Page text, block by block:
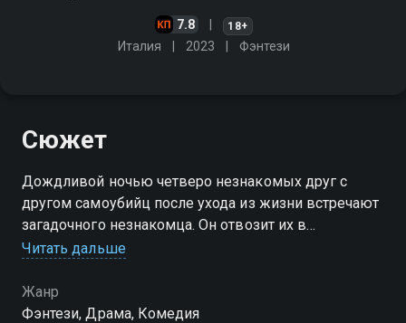
7.8 18+
Италия 2023 Фэнтези
Сюжет
Дождливой ночью четверо незнакомых друг с
другом самоубийц после ухода из жизни встречают
загадочного незнакомца. Он отвозит их в
пустующий отель, где им предстоит провести 7
Читать дальше
Жанр
Фэнтези, Драма, Комедия